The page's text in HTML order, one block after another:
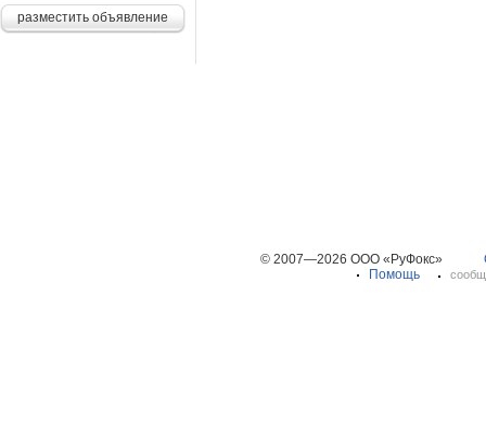
разместить объявление
© 2007—2026 ООО «РуФокс»
Помощь